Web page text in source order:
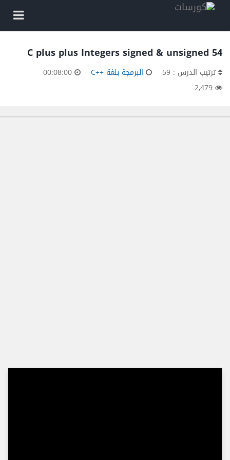
54 C plus plus Integers signed & unsigned
ترتيب الدرس : 59 البرمجة بلغة ++C